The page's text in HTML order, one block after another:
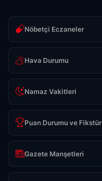
Nöbetçi Eczaneler
Hava Durumu
Namaz Vakitleri
Puan Durumu ve Fikstür
Gazete Manşetleri